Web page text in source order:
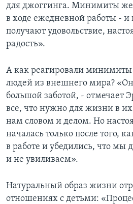
для джоггинга. Минимиты
в ходе ежедневной работы - и
получают удовольствие,
радость».
А как реагировали минимиты
людей из внешнего мира?
большой заботой, - отмечает
все, что нужно для жизни в
нам словом и делом. Но
началась только после того,
в работе и убедились, что мы
и не увиливаем».
Натуральный образ жизни
отношениях с детьми: